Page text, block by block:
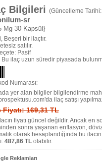
Bilgileri (Güncelleme
sr
Mg 30 Kapsül}
Beşeri bir ilaçtır.
satılır.
Pasif
Bu ilaç uzun süredir piyasada
Numarası:
yer alan bilgiler bilgilendirme
ilaç satışı
Fiyatı: 169,31 TL
fiyatı güncel değildir. Ancak en
sonra yaşanan enflasyon,
olarak hesaplandığında bu
487,86 TL olabilir.
Reklamları